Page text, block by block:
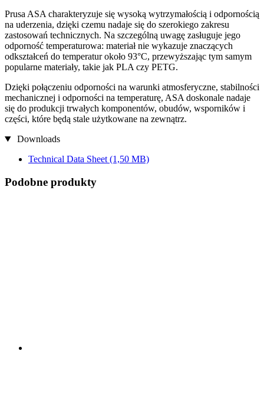
Prusa ASA charakteryzuje się wysoką wytrzymałością i odpornością
na uderzenia, dzięki czemu nadaje się do szerokiego zakresu
zastosowań technicznych. Na szczególną uwagę zasługuje jego
odporność temperaturowa: materiał nie wykazuje znaczących
odkształceń do temperatur około 93°C, przewyższając tym samym
popularne materiały, takie jak PLA czy PETG.
Dzięki połączeniu odporności na warunki atmosferyczne, stabilności
mechanicznej i odporności na temperaturę, ASA doskonale nadaje
się do produkcji trwałych komponentów, obudów, wsporników i
części, które będą stale użytkowane na zewnątrz.
Downloads
Technical Data Sheet (1,50 MB)
Podobne produkty